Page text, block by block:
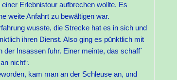
Erlebnistour aufbrechen wollte. Es
weite Anfahrt zu bewältigen war.
wusste, die Strecke hat es in sich und
ihren Dienst. Also ging es pünktlich mit
der Insassen fuhr. Einer meinte, das schaff´
nicht“.
kam man an der Schleuse an, und